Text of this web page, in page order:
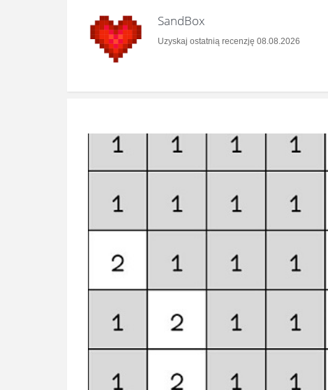
SandBox
Uzyskaj ostatnią recenzję 08.08.2026